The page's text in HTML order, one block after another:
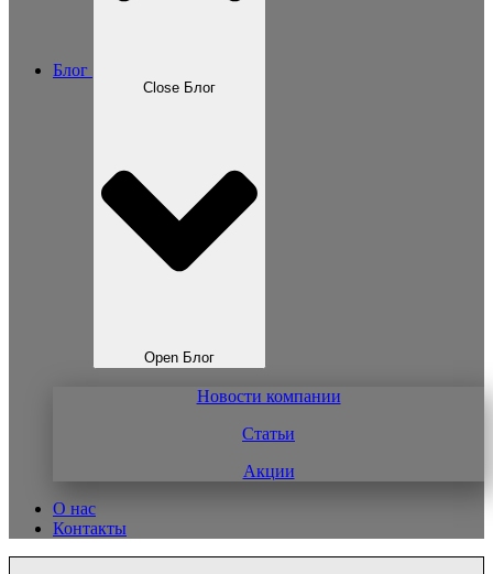
Блог
Close Блог
Open Блог
Новости компании
Статьи
Акции
О нас
Контакты